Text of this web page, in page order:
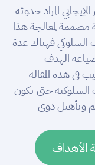
المراد حدوثه
مصممة لمعالجة هذا
السلوكي فهناك عدة
صياغة الهدف
في هذه المقالة
السلوكية حتى تكون
وتأهيل ذوي
الأهداف